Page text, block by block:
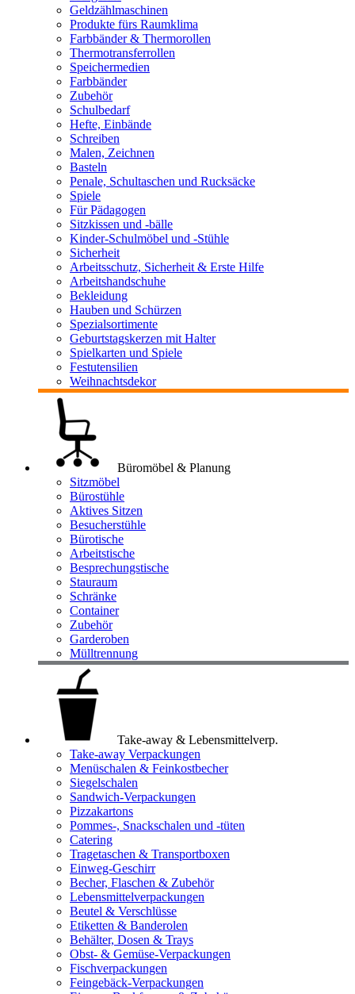
Geldzählmaschinen
Produkte fürs Raumklima
Farbbänder & Thermorollen
Thermotransferrollen
Speichermedien
Farbbänder
Zubehör
Schulbedarf
Hefte, Einbände
Schreiben
Malen, Zeichnen
Basteln
Penale, Schultaschen und Rucksäcke
Spiele
Für Pädagogen
Sitzkissen und -bälle
Kinder-Schulmöbel und -Stühle
Sicherheit
Arbeitsschutz, Sicherheit & Erste Hilfe
Arbeitshandschuhe
Bekleidung
Hauben und Schürzen
Spezialsortimente
Geburtstagskerzen mit Halter
Spielkarten und Spiele
Festutensilien
Weihnachtsdekor
Büromöbel & Planung
Sitzmöbel
Bürostühle
Aktives Sitzen
Besucherstühle
Bürotische
Arbeitstische
Besprechungstische
Stauraum
Schränke
Container
Zubehör
Garderoben
Mülltrennung
Take-away & Lebensmittelverp.
Take-away Verpackungen
Menüschalen & Feinkostbecher
Siegelschalen
Sandwich-Verpackungen
Pizzakartons
Pommes-, Snackschalen und -tüten
Catering
Tragetaschen & Transportboxen
Einweg-Geschirr
Becher, Flaschen & Zubehör
Lebensmittelverpackungen
Beutel & Verschlüsse
Etiketten & Banderolen
Behälter, Dosen & Trays
Obst- & Gemüse-Verpackungen
Fischverpackungen
Feingebäck-Verpackungen